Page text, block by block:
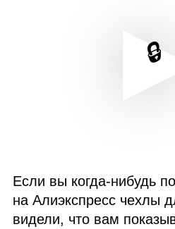
Если вы когда‑нибудь
на Алиэкспресс чехлы
видели, что вам